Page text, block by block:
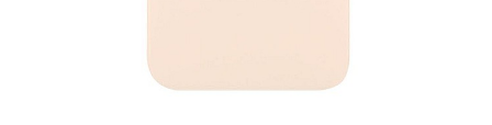
Incarcatoare MacBook